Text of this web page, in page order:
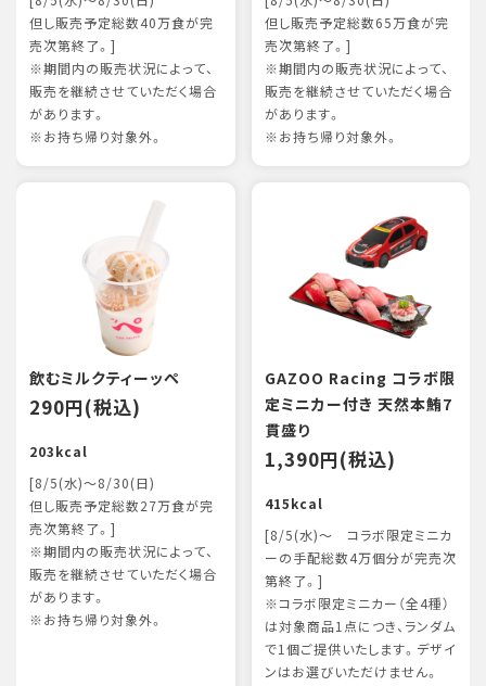
但し販売予定総数40万食が完
売次第終了。]
※期間内の販売状況によって、
販売を継続させていただく場合
があります。
※お持ち帰り対象外。
但し販売予定総数65万食が完
売次第終了。]
※期間内の販売状況によって、
販売を継続させていただく場合
があります。
※お持ち帰り対象外。
飲むミルクティーッペ
290円(税込)
203kcal
[8/5(水)～8/30(日)
但し販売予定総数27万食が完
売次第終了。]
※期間内の販売状況によって、
販売を継続させていただく場合
があります。
※お持ち帰り対象外。
GAZOO Racing コラボ限
定ミニカー付き 天然本鮪7
貫盛り
1,390円(税込)
415kcal
[8/5(水)～ コラボ限定ミニカ
ーの手配総数4万個分が完売次
第終了。]
※コラボ限定ミニカー（全4種）
は対象商品1点につき、ランダム
で1個ご提供いたします。デザイ
ンはお選びいただけません。